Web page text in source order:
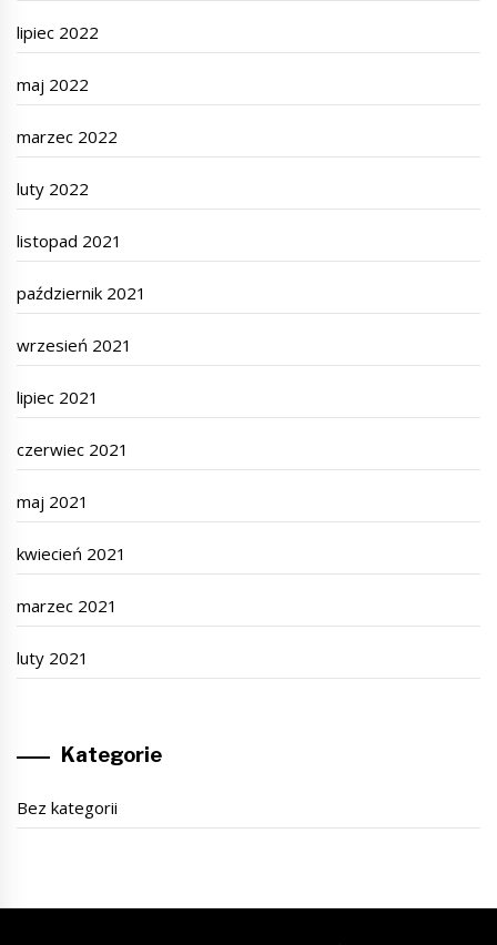
lipiec 2022
maj 2022
marzec 2022
luty 2022
listopad 2021
październik 2021
wrzesień 2021
lipiec 2021
czerwiec 2021
maj 2021
kwiecień 2021
marzec 2021
luty 2021
Kategorie
Bez kategorii